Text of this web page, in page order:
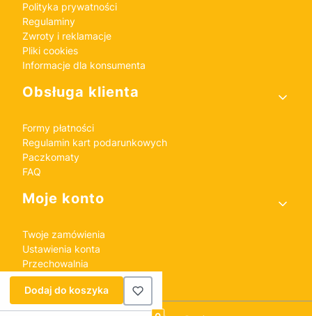
Polityka prywatności
Regulaminy
Zwroty i reklamacje
Pliki cookies
Informacje dla konsumenta
Obsługa klienta
Formy płatności
Regulamin kart podarunkowych
Paczkomaty
FAQ
Moje konto
Twoje zamówienia
Ustawienia konta
Przechowalnia
Dodaj do koszyka